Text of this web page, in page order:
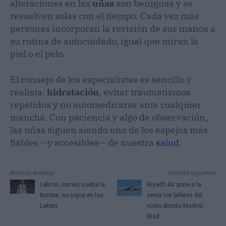
alteraciones en las uñas son benignas y se
resuelven solas con el tiempo. Cada vez más
personas incorporan la revisión de sus manos a
su rutina de autocuidado, igual que miran la
piel o el pelo.
El consejo de los especialistas es sencillo y
realista: hidratación, evitar traumatismos
repetidos y no automedicarse ante cualquier
mancha. Con paciencia y algo de observación,
las uñas siguen siendo uno de los espejos más
fiables —y accesibles— de nuestra salud.
Artículo anterior
LeBron James suelta la
bomba: no sigue en los
Lakers
Artículo siguiente
Riyadh Air pone a la
venta los billetes del
vuelo directo Madrid-
Riad